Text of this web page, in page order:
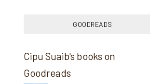
GOODREADS
Cipu Suaib's books on
Goodreads